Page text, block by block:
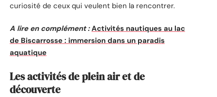
curiosité de ceux qui veulent bien la rencontrer.
A lire en complément : Activités nautiques au lac
de Biscarrosse : immersion dans un paradis
aquatique
Les activités de plein air et de
découverte